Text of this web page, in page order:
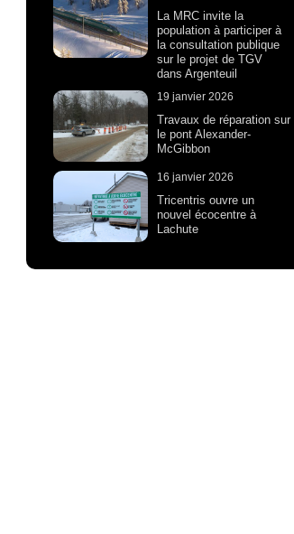
La MRC invite la
population à participer à
la consultation publique
sur le projet de TGV
dans Argenteuil
19 janvier 2026
Travaux de réparation sur
le pont Alexander-
McGibbon
16 janvier 2026
Tricentris ouvre un
nouvel écocentre à
Lachute